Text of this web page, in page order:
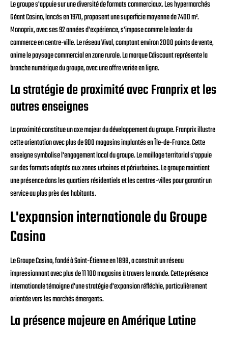
Le groupe s'appuie sur une diversité de formats commerciaux. Les hypermarchés
Géant Casino, lancés en 1970, proposent une superficie moyenne de 7400 m².
Monoprix, avec ses 92 années d'expérience, s'impose comme le leader du
commerce en centre-ville. Le réseau Vival, comptant environ 2000 points de vente,
anime le paysage commercial en zone rurale. La marque Cdiscount représente la
branche numérique du groupe, avec une offre variée en ligne.
La stratégie de proximité avec Franprix et les
autres enseignes
La proximité constitue un axe majeur du développement du groupe. Franprix illustre
cette orientation avec plus de 900 magasins implantés en Île-de-France. Cette
enseigne symbolise l'engagement local du groupe. Le maillage territorial s'appuie
sur des formats adaptés aux zones urbaines et périurbaines. Le groupe maintient
une présence dans les quartiers résidentiels et les centres-villes pour garantir un
service au plus près des habitants.
L'expansion internationale du Groupe
Casino
Le Groupe Casino, fondé à Saint-Étienne en 1898, a construit un réseau
impressionnant avec plus de 11 100 magasins à travers le monde. Cette présence
internationale témoigne d'une stratégie d'expansion réfléchie, particulièrement
orientée vers les marchés émergents.
La présence majeure en Amérique Latine